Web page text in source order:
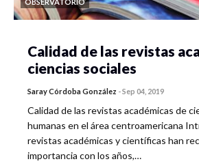
Calidad de las revistas
ciencias sociales
Saray Córdoba González -Sep 04, 2019
Calidad de las revistas académicas de
humanas en el área centroamericana
revistas académicas y científicas han
importancia con los años,…